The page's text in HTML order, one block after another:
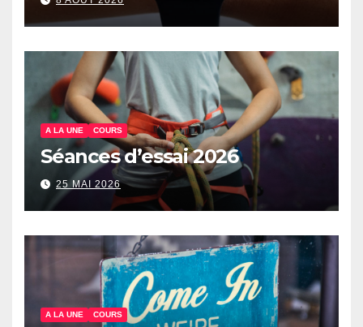
A LA UNE COURS
Séances d’essai 2026
25 MAI 2026
A LA UNE COURS